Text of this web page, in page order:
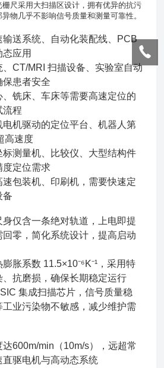
尺采用大扫描区设计，拥有优异的抗污
物几乎不影响信号质量和测量可靠性。
输送系统、自动化装配线、PCB
应用
、CT/MRI 扫描设备、实验室自动
保患者安全
铣床、车床等需要高速定位的
流程
机驱动的定位平台、机器人第
高速度
测量机、比较仪、大型结构件
度定位需求
包装机、印刷机，需要快速定
备
仅含一条绝对轨道，上电即提
零，简化系统设计，提高启动
胀系数 11.5×10⁻⁶K⁻¹，采用特
抗磨损，确保长期稳定运行
集成扫描芯片，信号质量稳
业污染物不敏感，减少维护需
600m/min（10m/s），远超常
驱电机与高动态系统